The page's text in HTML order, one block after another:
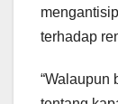
terhadap
“Walaupun